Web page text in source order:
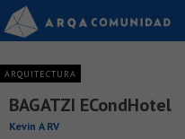
ARQUITECTURA
BAGATZI ECondHotel
Kevin A RV